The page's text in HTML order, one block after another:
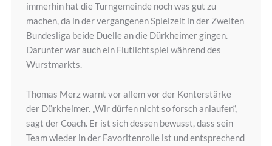
immerhin hat die Turngemeinde noch was gut zu
machen, da in der vergangenen Spielzeit in der Zweiten
Bundesliga beide Duelle an die Dürkheimer gingen.
Darunter war auch ein Flutlichtspiel während des
Wurstmarkts.
Thomas Merz warnt vor allem vor der Konterstärke
der Dürkheimer. „Wir dürfen nicht so forsch anlaufen“,
sagt der Coach. Er ist sich dessen bewusst, dass sein
Team wieder in der Favoritenrolle ist und entsprechend